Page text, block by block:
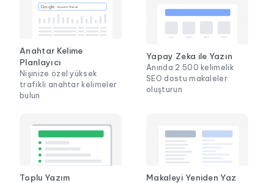
Anahtar Kelime
Planlayıcı
Nişinize özel yüksek
trafikli anahtar kelimeler
bulun
Yapay Zeka ile Yazın
Anında 2.500 kelimelik
SEO dostu makaleler
oluşturun
Toplu Yazım Makaleyi Yeniden Yaz